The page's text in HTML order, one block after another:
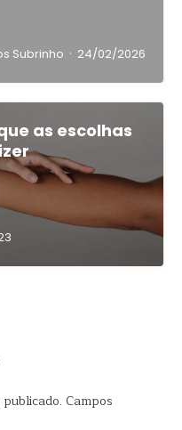
Subrinho · 24/02/2026
as escolhas
Campos